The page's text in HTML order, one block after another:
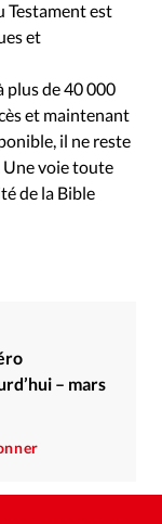
Testament est
et
plus de 40 000
et maintenant
il ne reste
Une voie toute
de la Bible
– mars